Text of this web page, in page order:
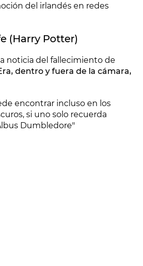
del irlandés en redes
(Harry Potter)
noticia del fallecimiento de
dentro y fuera de la cámara,
encontrar incluso en los
si uno solo recuerda
Dumbledore"